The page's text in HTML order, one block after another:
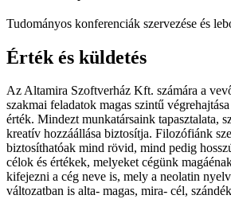
Tudományos konferenciák szervezése és
Érték és küldetés
Az Altamira Szoftverház Kft. számára a
szakmai feladatok magas szintű
érték. Mindezt munkatársaink tapasztalata,
kreatív hozzáállása biztosítja. Filozófiánk
biztosíthatóak mind rövid, mind pedig
célok és értékek, melyeket cégünk
kifejezni a cég neve is, mely a neolatin
változatban is alta- magas, mira- cél,